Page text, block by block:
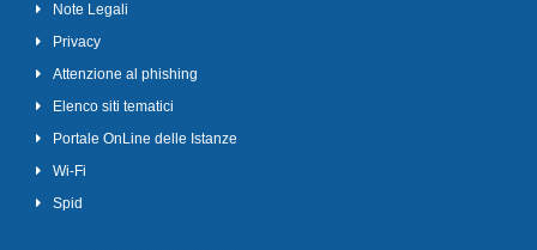
Note Legali
Privacy
Attenzione al phishing
Elenco siti tematici
Portale OnLine delle Istanze
Wi-Fi
Spid